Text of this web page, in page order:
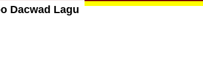
Dacwad Lagu